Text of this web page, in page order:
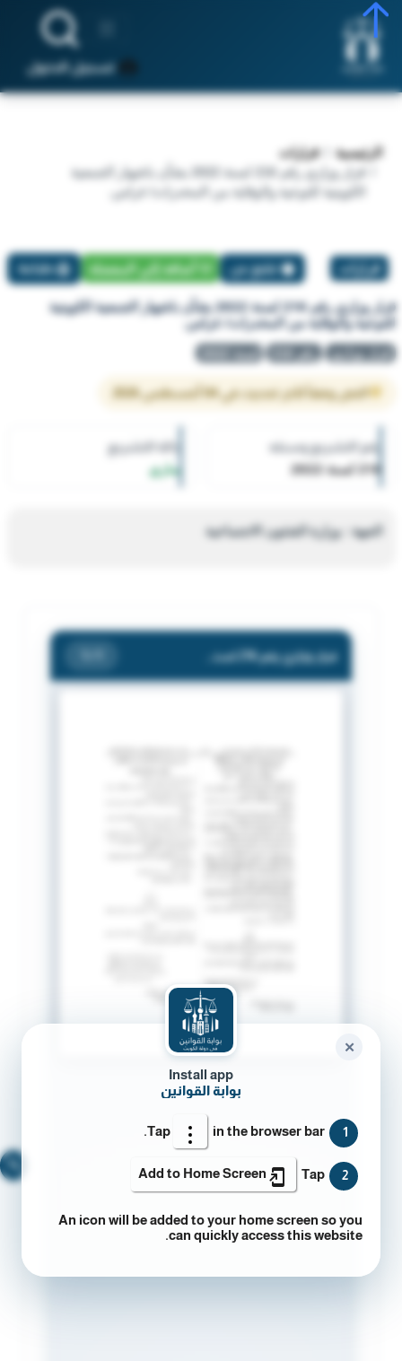
تسجيل الدخول
الرئيسية
قرارات
قرار وزاري رقم 216 لسنة 2022 بشأن باشهار الجمعية
الكويتية للتوعية والوقاية من المخدرات/ غراس.
قرارات تبليغ عن أضافة إلي المفضلة طباعة
قرار وزاري رقم 216 لسنة 2022 بشأن باشهار الجمعية الكويتية
للتوعية والوقاية من المخدرات/ غراس.
قرار وزاري رقم 216 لسنة 2022
النص وفقاً لآخر تحديث في 04 أغسطس 2026
رقم التشريع وسنته
216 لسنة 2022
حالة التشريع
ساري
الجهة : وزارة الشئون الاجتماعية
قرار وزاري رقم 216 لسنة 2022 بشأن باشهار الجمعية الكويتية للتوعية والوقاية من المخدرات/ غراس.
Install app
بوابة القوانين
1
Tap in the browser bar.
2
Tap
Add to Home Screen
An icon will be added to your home screen so you
can quickly access this website.
✕